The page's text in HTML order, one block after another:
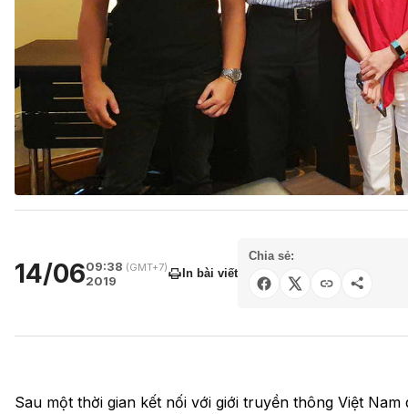
14/0609:38 (GMT+7)
2019 In bài viết
Chia sẻ:
Sau một thời gian kết nối với giới truyền thông Việt